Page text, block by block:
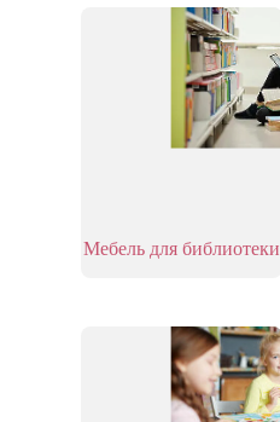
Мебель для библиотеки